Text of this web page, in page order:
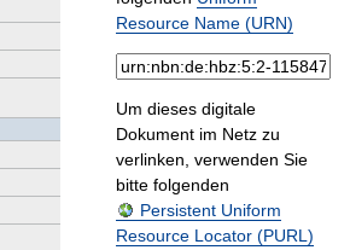
Resource Name (URN)
Um dieses digitale
Dokument im Netz zu
verlinken, verwenden Sie
bitte folgenden
Persistent Uniform
Resource Locator (PURL)